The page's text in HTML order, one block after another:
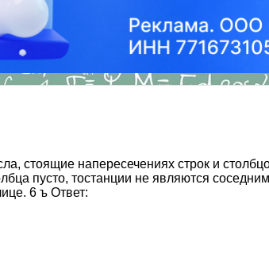
стоящие напересечениях строк и
пусто, тостанции не являются
6 ъ Ответ: